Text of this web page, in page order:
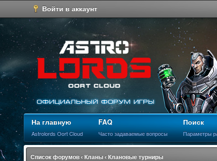
Войти в аккаунт
На главную
Astrolords Oort Cloud
FAQ
Часто задаваемые вопросы
Поиск
Параметры
Список форумов ‹ Кланы ‹ Клановые турниры